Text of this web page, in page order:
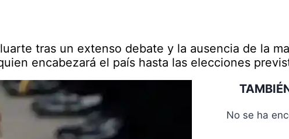
tras un extenso debate y la ausencia de la
encabezará el país hasta las elecciones
No se ha